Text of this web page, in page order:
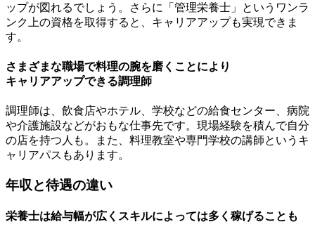
ップが図れるでしょう。さらに「管理栄養士」というワンラ
ンク上の資格を取得すると、キャリアアップも実現できま
す。
さまざまな職場で料理の腕を磨くことにより
キャリアアップできる調理師
調理師は、飲食店やホテル、学校などの給食センター、病院
や介護施設などがおもな仕事先です。 現場経験を積んで自分
の店を持つ人 も。また、 料理教室や専門学校の講師というキ
ャリアパスもあります。
年収と待遇の違い
栄養士は給与幅が広くスキルによっては多く稼げることも